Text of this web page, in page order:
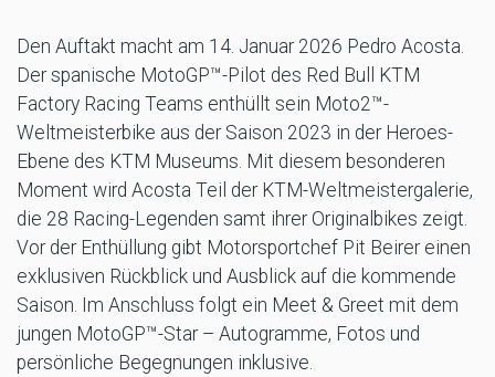
Den Auftakt macht am 14. Januar 2026 Pedro Acosta.
Der spanische MotoGP™-Pilot des Red Bull KTM
Factory Racing Teams enthüllt sein Moto2™-
Weltmeisterbike aus der Saison 2023 in der Heroes-
Ebene des KTM Museums. Mit diesem besonderen
Moment wird Acosta Teil der KTM-Weltmeistergalerie,
die 28 Racing-Legenden samt ihrer Originalbikes zeigt.
Vor der Enthüllung gibt Motorsportchef Pit Beirer einen
exklusiven Rückblick und Ausblick auf die kommende
Saison. Im Anschluss folgt ein Meet & Greet mit dem
jungen MotoGP™-Star – Autogramme, Fotos und
persönliche Begegnungen inklusive.